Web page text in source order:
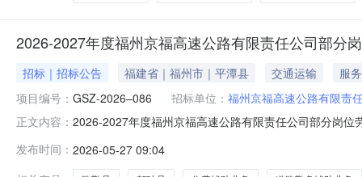
2026-2027年度福州京福高速公路有限责任公司部分
招标｜招标公告 福建省｜福州市｜平潭县 交通运输
服务
项目编号： GSZ-2026–086 招标单位： 福州京福高速公路有限责
正文内容： 2026-2027年度福州京福高速公路有限责任公司部分岗
省高速造价咨询有限公司，项目采购方式为公开招标，
2027年度福州京福
发布时间： 2026-05-27 09:04